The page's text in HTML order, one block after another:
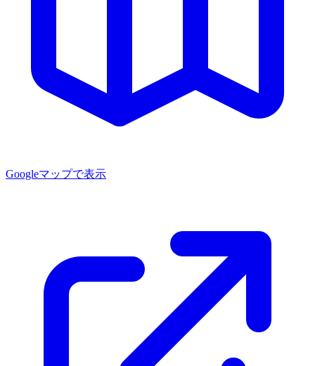
Googleマップで表示